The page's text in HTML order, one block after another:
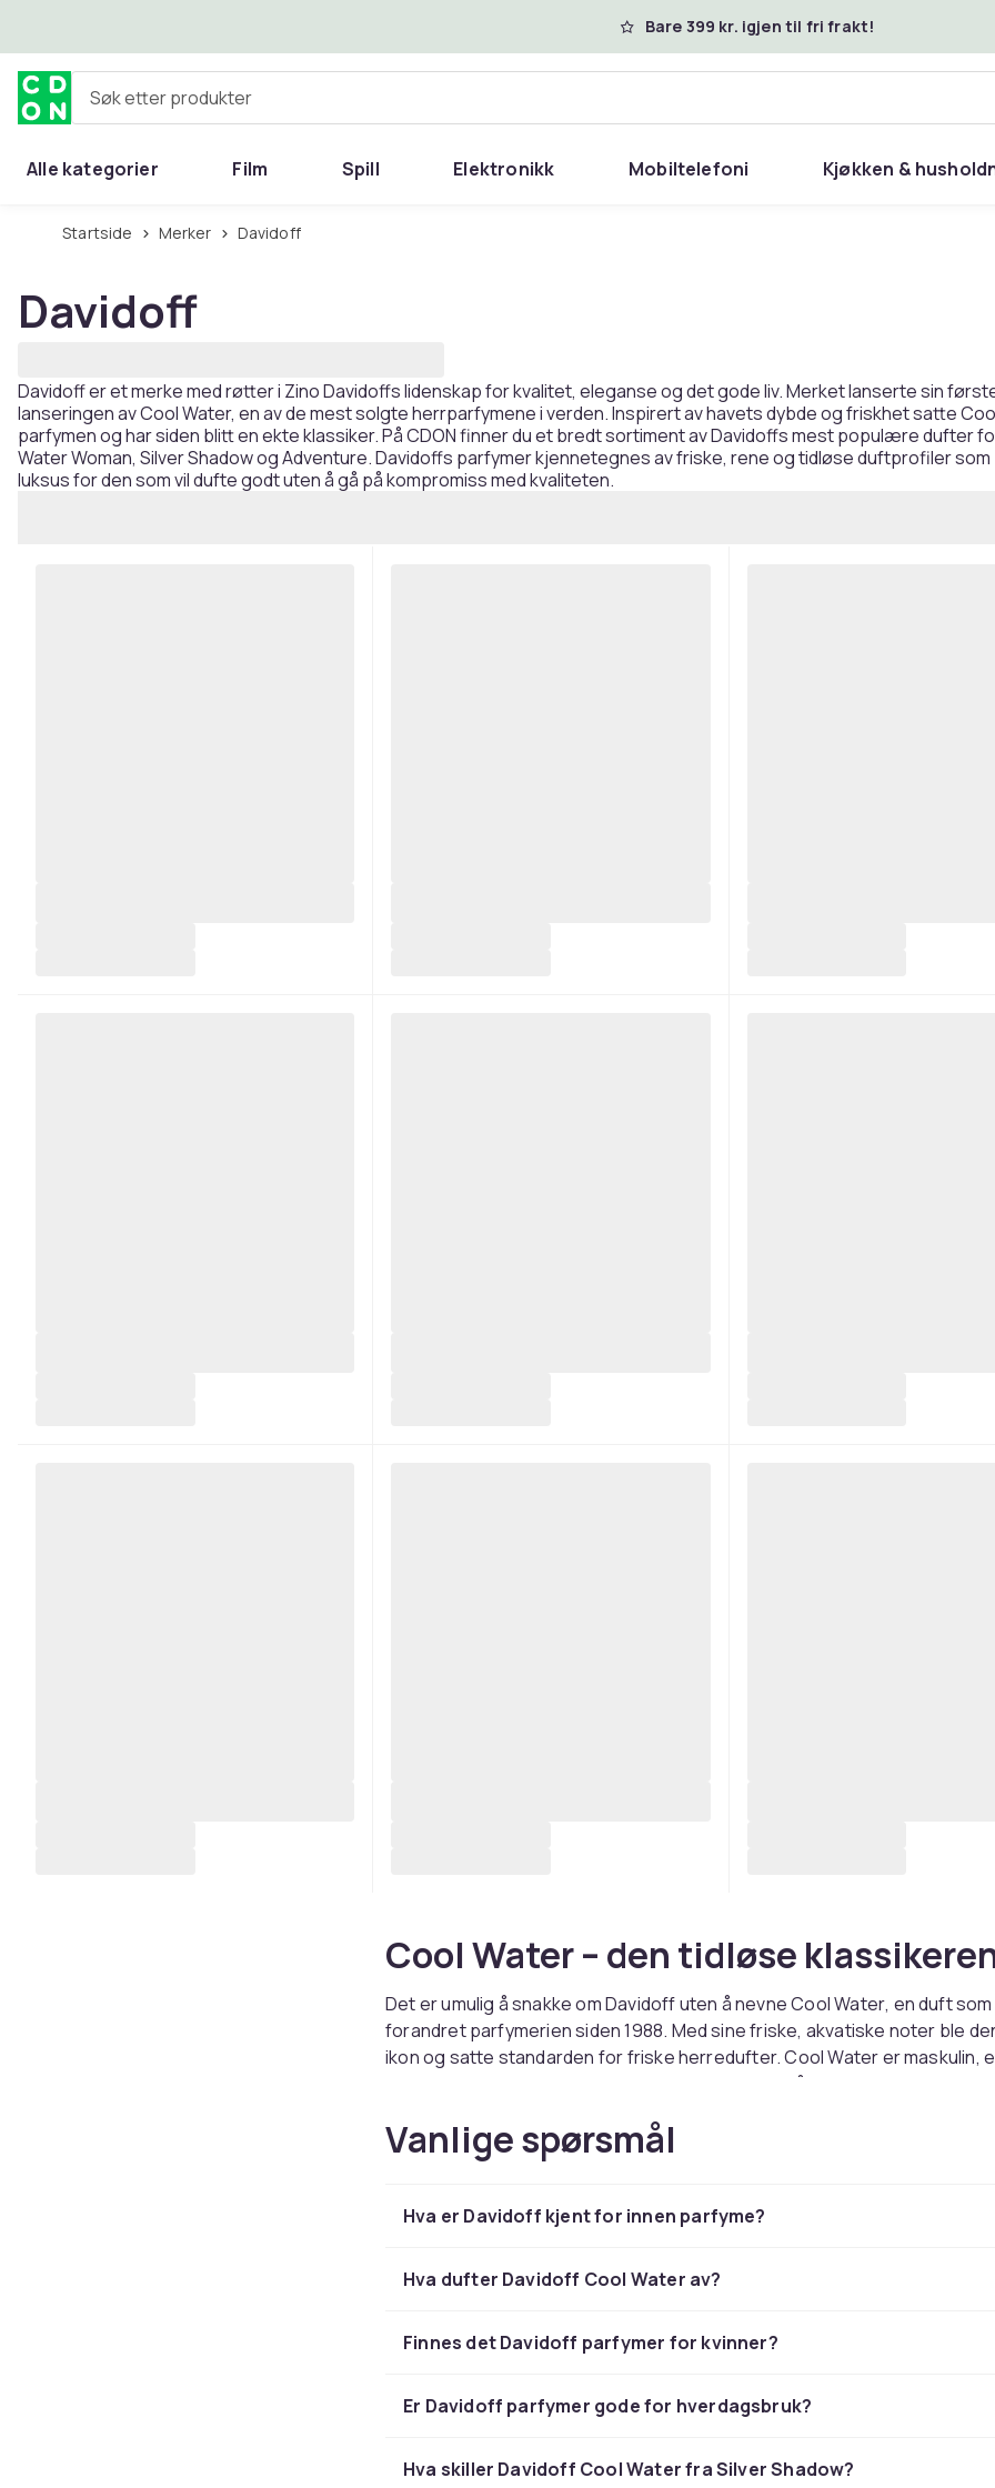
Bare 399 kr. igjen til fri frakt!
Søk etter produkter
Alle kategorier Film Spill Elektronikk Mobiltelefoni Kjøkken &
Startside Merker Davidoff
Davidoff
Davidoff er et merke med røtter i Zino Davidoffs lidenskap for kvalitet, eleganse og det gode liv. Merket lanserte sin
lanseringen av Cool Water, en av de mest solgte herrparfymene i verden. Inspirert av havets dybde og friskhet satte
parfymen og har siden blitt en ekte klassiker. På CDON finner du et bredt sortiment av Davidoffs mest populære dufter
Water Woman, Silver Shadow og Adventure. Davidoffs parfymer kjennetegnes av friske, rene og tidløse duftprofiler
luksus for den som vil dufte godt uten å gå på kompromiss med kvaliteten.
Cool Water – den tidløse
Det er umulig å snakke om Davidoff uten å nevneCool Water, en duft
forandret parfymerien siden 1988. Med sine friske, akvatiske noter ble
ikon og satte standarden for friske herredufter. Cool Water er maskulin,
og perfekt for de som ønsker en duft som føles både naturlig og
er både myk og elegant – en perfekt kombinasjon for kvinner som
moderne klassiker i kolleksjonen sin.
Mer enn bare Cool Water
Davidoff er også kjent for mer spennende duftserier som utforsker
blomster- og fruktige elementer for en mer sensuell opplevelse. Dette
opplevelse, en følelse og en duft som er unik for dem.
En livsstil for de som ønsker mer
Vanlige spørsmål
Hva er Davidoff kjent for innen parfyme?
Hva dufter Davidoff Cool Water av?
Finnes det Davidoff parfymer for kvinner?
Er Davidoff parfymer gode for hverdagsbruk?
Hva skiller Davidoff Cool Water fra Silver Shadow?